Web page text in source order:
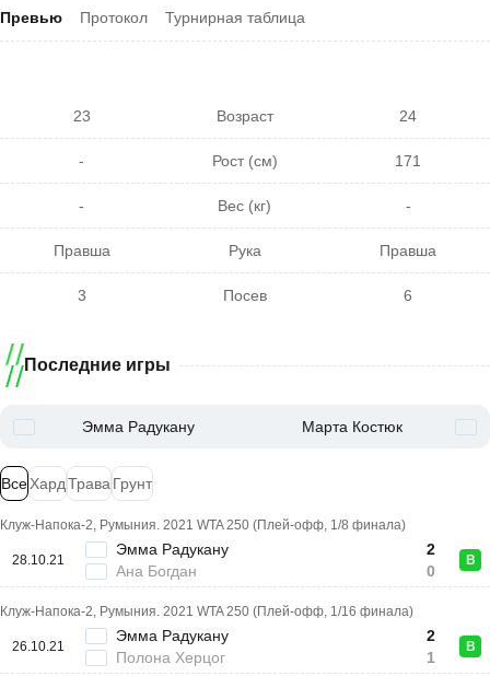
Превью Протокол Турнирная таблица
23 Возраст 24
- Рост (см) 171
- Вес (кг) -
Правша Рука Правша
3 Посев 6
Последние игры
Эмма Радукану Марта Костюк
ВсеХардТрава Грунт
Клуж-Напока-2, Румыния. 2021 WTA 250 (Плей-офф, 1/8 финала)
28.10.21
Эмма Радукану
Ана Богдан
2
0
В
Клуж-Напока-2, Румыния. 2021 WTA 250 (Плей-офф, 1/16 финала)
26.10.21
Эмма Радукану
Полона Херцог
2
1
В